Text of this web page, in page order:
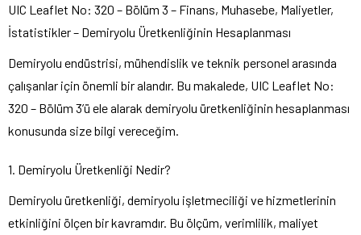
UIC Leaflet No: 320 – Bölüm 3 – Finans, Muhasebe, Maliyetler,
İstatistikler – Demiryolu Üretkenliğinin Hesaplanması
Demiryolu endüstrisi, mühendislik ve teknik personel arasında
çalışanlar için önemli bir alandır. Bu makalede, UIC Leaflet No:
320 – Bölüm 3’ü ele alarak demiryolu üretkenliğinin hesaplanması
konusunda size bilgi vereceğim.
1. Demiryolu Üretkenliği Nedir?
Demiryolu üretkenliği, demiryolu işletmeciliği ve hizmetlerinin
etkinliğini ölçen bir kavramdır. Bu ölçüm, verimlilik, maliyet